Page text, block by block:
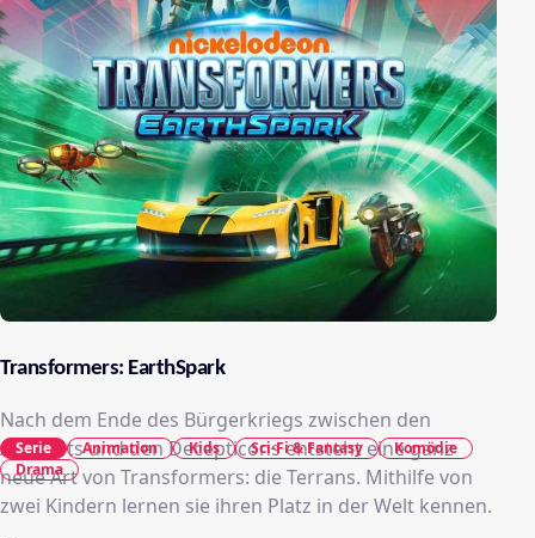
Transformers: EarthSpark
Nach dem Ende des Bürgerkriegs zwischen den
Autobots und den Decepticons entsteht eine ganz
neue Art von Transformers: die Terrans. Mithilfe von
zwei Kindern lernen sie ihren Platz in der Welt kennen.
Serie Animation Kids Sci-Fi & Fantasy
Komödie
Drama